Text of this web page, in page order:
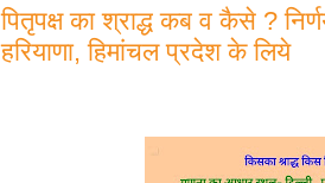
पितृपक्ष का श्राद्ध कब व कैसे ?
हरियाणा, हिमांचल प्रदेश के लिये